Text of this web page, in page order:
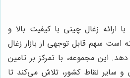
با ارائه زغال چینی با کیفیت بالا و
است سهم قابل توجهی از بازار زغال
این مجموعه، با تمرکز بر تامین
و سایر نقاط کشور، تلاش می‌کند تا